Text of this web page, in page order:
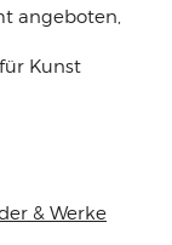
angeboten,
Kunst
& Werke